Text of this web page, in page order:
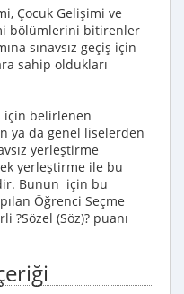
Çocuk Gelişimi ve
bölümlerini bitirenler
sınavsız geçiş için
sahip oldukları
için belirlenen
ya da genel liselerden
yerleştirme
yerleştirme ile bu
Bunun için bu
Öğrenci Seçme
?Sözel (Söz)? puanı